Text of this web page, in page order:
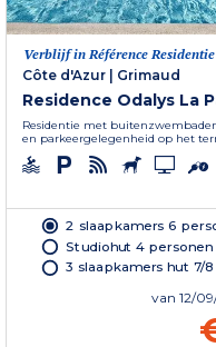
Verblijf in Référence Residentie
Côte d'Azur
Grimaud
Residence Odalys La
Residentie met
en parkeergelegenheid op het
2 slaapkamers 6
Studiohut 4 personen
3 slaapkamers hut 7/
van 12/